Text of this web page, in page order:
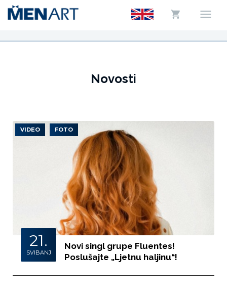
Novosti
VIDEO FOTO
21.
SVIBANJ
Novi singl grupe Fluentes!
Poslušajte „Ljetnu haljinu“!